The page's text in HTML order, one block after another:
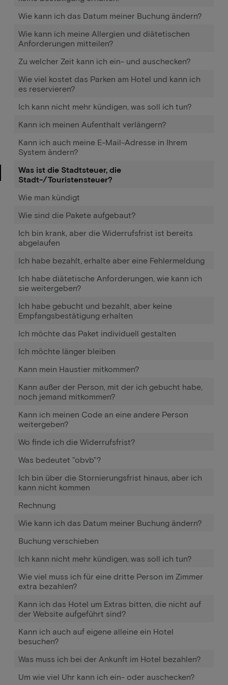
Wie kann ich das Datum meiner Buchung ändern?
Wie kann ich meine Allergien und diätetischen
Anforderungen mitteilen?
Zu welcher Zeit kann ich ein- und auschecken?
Wie viel kostet das Parken am Hotel und kann ich
es reservieren?
Ich kann nicht mehr kündigen, was soll ich tun?
Kann ich meinen Aufenthalt verlängern?
Kann ich auch meine E-Mail-Adresse in Ihrem
System ändern?
Was ist die Stadtsteuer, die
Stadt-/Touristensteuer?
Wie man kündigt
Wie sind die Pakete aufgebaut?
Ich bin krank, aber die Widerrufsfrist ist bereits
abgelaufen
Ich habe bezahlt, erhalte aber eine Fehlermeldung
Ich habe diätetische Anforderungen, wie kann ich
sie weitergeben?
Ich habe gebucht und bezahlt, aber keine
Empfangsbestätigung erhalten
Ich möchte das Paket individuell gestalten
Ich möchte länger bleiben
Kann mein Haustier mitkommen?
Kann außer der Person, mit der ich gebucht habe,
noch jemand mitkommen?
Kann ich meinen Code an eine andere Person
weitergeben?
Wo finde ich die Widerrufsfrist?
Was bedeutet "obvb"?
Ich bin über die Stornierungsfrist hinaus, aber ich
kann nicht kommen
Rechnung
Wie kann ich das Datum meiner Buchung ändern?
Buchung verschieben
Ich kann nicht mehr kündigen, was soll ich tun?
Wie viel muss ich für eine dritte Person im Zimmer
extra bezahlen?
Kann ich das Hotel um Extras bitten, die nicht auf
der Website aufgeführt sind?
Kann ich auch auf eigene alleine ein Hotel
besuchen?
Was muss ich bei der Ankunft im Hotel bezahlen?
Um wie viel Uhr kann ich ein- oder auschecken?